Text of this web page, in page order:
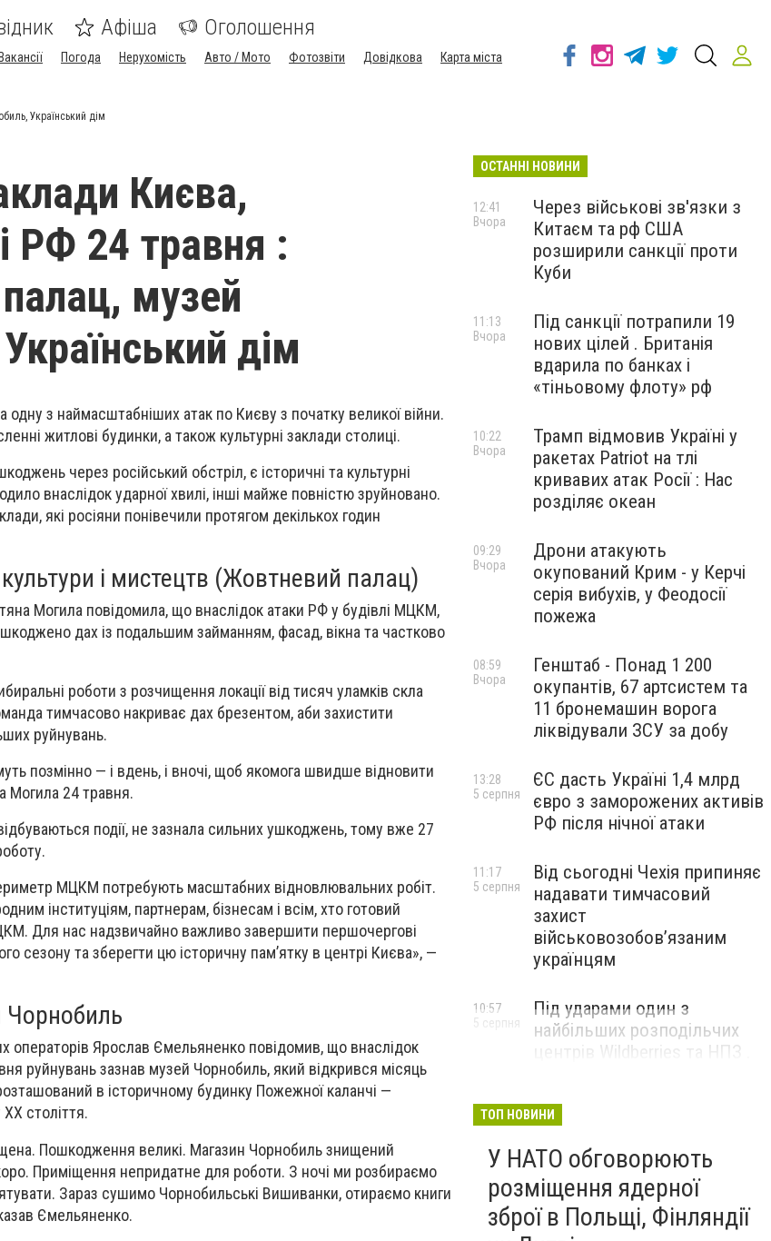
Афіша Оголошення
Вакансії Погода Нерухомість Авто / Мото Фотозвіти Довідкова
Карта міста
Український дім
Києва,
РФ 24 травня :
музей
дім
одну з наймасштабніших атак по Києву з початку великої війни.
житлові будинки, а також культурні заклади столиці.
через російський обстріл, є історичні та культурні
внаслідок ударної хвилі, інші майже повністю зруйновано.
які росіяни понівечили протягом декількох годин
і мистецтв (Жовтневий палац)
Могила повідомила, що внаслідок атаки РФ у будівлі МЦКМ,
дах із подальшим займанням, фасад, вікна та частково
роботи з розчищення локації від тисяч уламків скла
тимчасово накриває дах брезентом, аби захистити
руйнувань.
позмінно — і вдень, і вночі, щоб якомога швидше відновити
Могила 24 травня.
події, не зазнала сильних ушкоджень, тому вже 27
МЦКМ потребують масштабних відновлювальних робіт.
інституціям, партнерам, бізнесам і всім, хто готовий
Для нас надзвичайно важливо завершити першочергові
сезону та зберегти цю історичну пам’ятку в центрі Києва», —
Чорнобиль
операторів Ярослав Ємельяненко повідомив, що внаслідок
руйнувань зазнав музей Чорнобиль, який відкрився місяць
в історичному будинку Пожежної каланчі —
століття.
Пошкодження великі. Магазин Чорнобиль знищений
Приміщення непридатне для роботи. З ночі ми розбираємо
Зараз сушимо Чорнобильські Вишиванки, отираємо книги
Ємельяненко.
ОСТАННІ НОВИНИ
Через військові зв'язки з
Китаєм та рф США
розширили санкції проти
Куби
12:41
Вчора
Під санкції потрапили 19
нових цілей . Британія
вдарила по банках і
«тіньовому флоту» рф
11:13
Вчора
Трамп відмовив Україні у
ракетах Patriot на тлі
кривавих атак Росії : Нас
розділяє океан
10:22
Вчора
Дрони атакують
окупований Крим - у Керчі
серія вибухів, у Феодосії
пожежа
09:29
Вчора
Генштаб - Понад 1 200
окупантів, 67 артсистем та
11 бронемашин ворога
ліквідували ЗСУ за добу
08:59
Вчора
ЄС дасть Україні 1,4 млрд
євро з заморожених активів
РФ після нічної атаки
13:28
5 серпня
Від сьогодні Чехія припиняє
надавати тимчасовий
захист
військовозобов’язаним
українцям
11:17
5 серпня
Під ударами один з
найбільших розподільчих
центрів Wildberries та НПЗ .
10:57
5 серпня
ТОП НОВИНИ
У НАТО обговорюють
розміщення ядерної
зброї в Польщі, Фінляндії